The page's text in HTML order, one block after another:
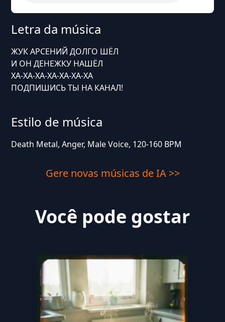
Letra da música
ЖУК АРСЕНИЙ ДОЛГО ШЁЛ
И ОН ДЕНЕЖКУ НАШЁЛ
ХА-ХА-ХА-ХА-ХА-ХА-ХА
ПОДПИШИСЬ ТЫ НА КАНАЛ!
Estilo de música
Death Metal, Anger, Male Voice, 120-160 BPM
Gere novas músicas de IA >>
Você pode gostar